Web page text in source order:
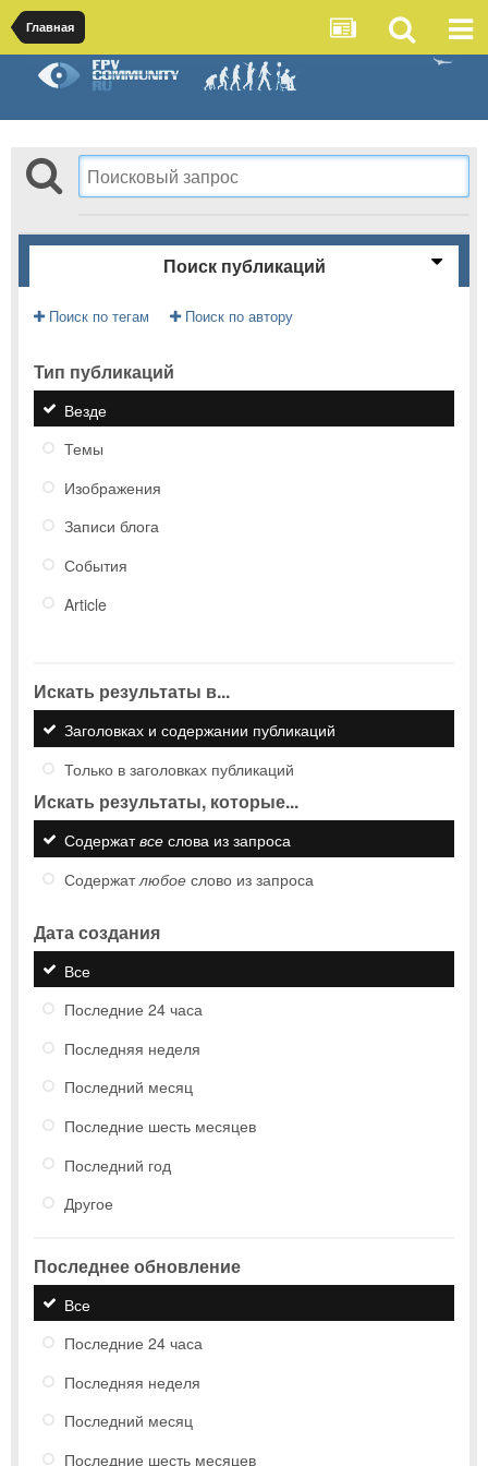
Главная
Поиск публикаций
Поиск по тегам Поиск по автору
Тип публикаций
Везде
Темы
Изображения
Записи блога
События
Article
Искать результаты в...
Заголовках и содержании публикаций
Только в заголовках публикаций
Искать результаты, которые...
Содержатвсе слова из запроса
Содержатлюбое слово из запроса
Дата создания
Все
Последние 24 часа
Последняя неделя
Последний месяц
Последние шесть месяцев
Последний год
Другое
Последнее обновление
Все
Последние 24 часа
Последняя неделя
Последний месяц
Последние шесть месяцев